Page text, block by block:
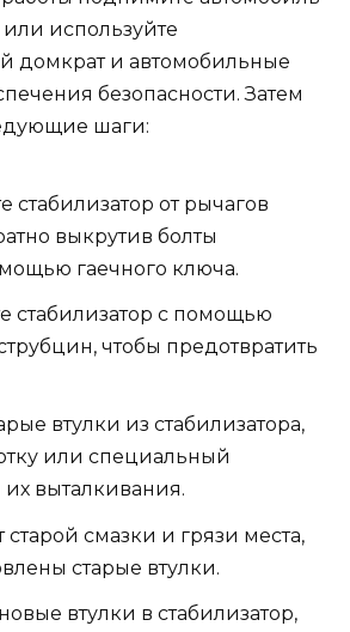
используйте
домкрат и автомобильные
безопасности. Затем
шаги:
стабилизатор от рычагов
выкрутив болты
гаечного ключа.
стабилизатор с помощью
чтобы предотвратить
втулки из стабилизатора,
или специальный
выталкивания.
старой смазки и грязи места,
старые втулки.
втулки в стабилизатор,